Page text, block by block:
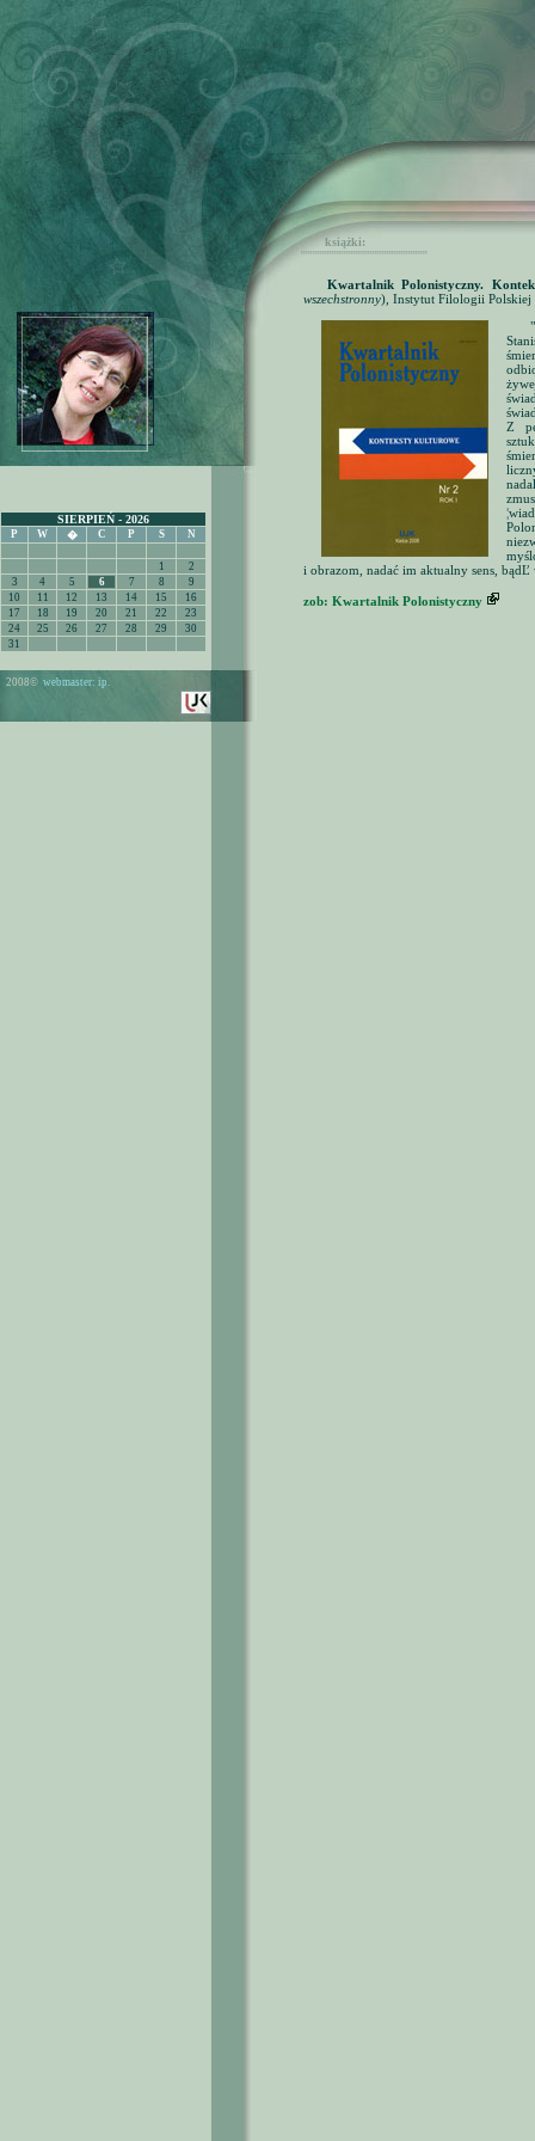
książki:
'''''''''''''''''''''''''''''''''''''''''''''''''''''
Kwartalnik Polonistyczny.
wszechstronny), Instytut Filologii Polskiej
Z
i obrazom, nadać im aktualny sens,
zob: Kwartalnik Polonistyczny
2008© webmaster: ip.
SIERPIEŃ - 2026
P W � C P S N
1
2
3
4 5 6 7 8
9
10
11 12 13 14 15
16
17
18 19 20 21 22
23
24
25 26 27 28 29
30
31